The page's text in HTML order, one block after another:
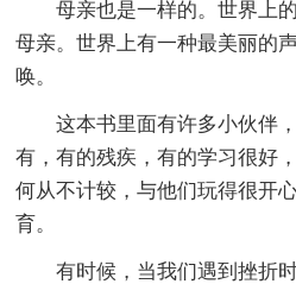
母亲也是一样的。世界上
母亲。世界上有一种最美丽的
唤。
这本书里面有许多小伙伴
有，有的残疾，有的学习很好
何从不计较，与他们玩得很开
育。
有时候，当我们遇到挫折